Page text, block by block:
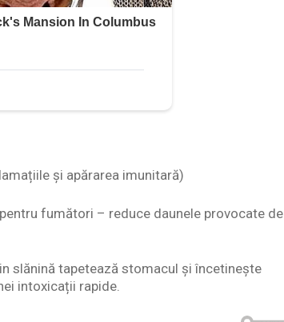
și apărarea imunitară)
fumători – reduce daunele provocate de
slănină tapetează stomacul și încetinește
intoxicații rapide.